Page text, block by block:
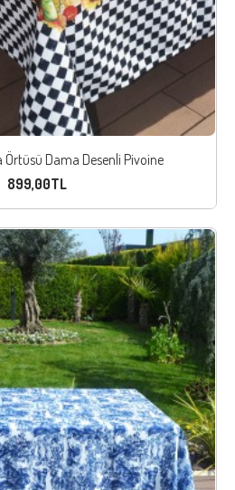
Örtüsü Dama Desenli Pivoine
899,00TL